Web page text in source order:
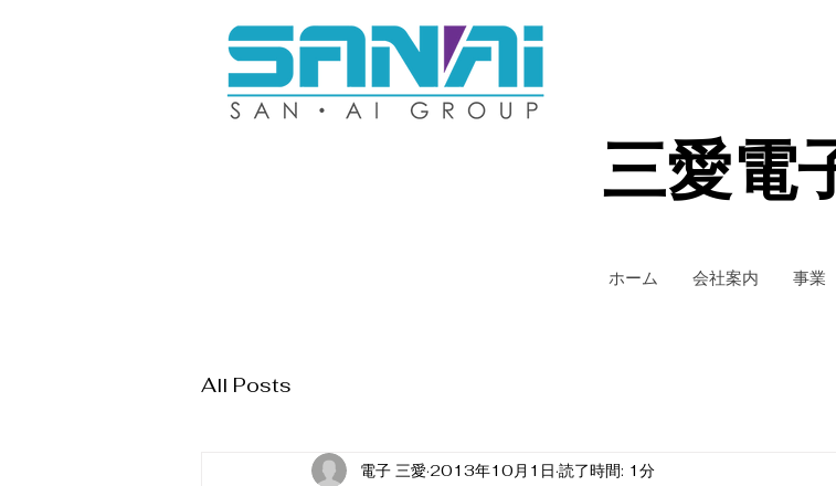
三愛電
ホーム 会社案内 事業
All Posts
電子 三愛 2013年10月1日 読了時間: 1分